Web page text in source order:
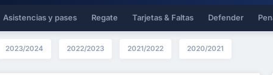
Asistencias y pases Regate Tarjetas & Faltas Defender
2023/2024 2022/2023 2021/2022 2020/2021